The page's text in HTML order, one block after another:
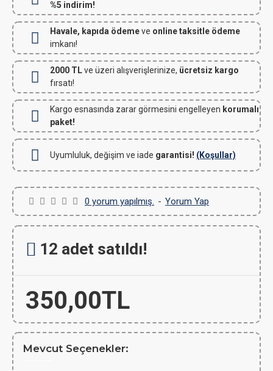
%5 indirim!
Havale, kapıda ödemeve online taksitle ödeme
imkanı!
2000 TLve üzeri alışverişlerinize, ücretsiz kargo
fırsatı!
Kargo esnasında zarar görmesini engelleyen korumalı
paket!
Uyumluluk, değişim ve iade garantisi! (Koşullar)
0 yorum yapılmış. - Yorum Yap
350,00TL
12 adet satıldı!
Mevcut Seçenekler: